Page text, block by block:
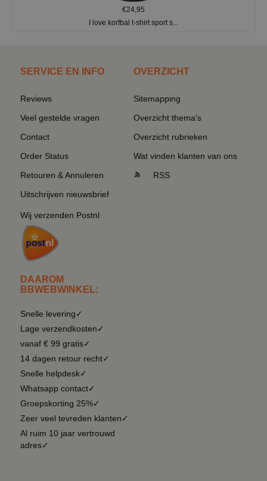
€24,95
I love korfbal t-shirt sport s...
SERVICE EN INFO
Reviews
Veel gestelde vragen
Contact
Order Status
Retouren & Annuleren
Uitschrijven nieuwsbrief
Wij verzenden Postnl
DAAROM
BBWEBWINKEL:
Snelle levering✓
Lage verzendkosten✓
vanaf € 99 gratis✓
14 dagen retour recht✓
Snelle helpdesk✓
Whatsapp contact✓
Groepskorting 25%✓
Zeer veel tevreden klanten✓
Al ruim 10 jaar vertrouwd
adres✓
OVERZICHT
Sitemapping
Overzicht thema's
Overzicht rubrieken
Wat vinden klanten van ons
RSS